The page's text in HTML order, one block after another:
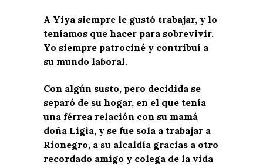
A Yiya siempre le gustó trabajar, y lo
teníamos que hacer para sobrevivir.
Yo siempre patrociné y contribuí a
su mundo laboral.
Con algún susto, pero decidida se
separó de su hogar, en el que tenía
una férrea relación con su mamá
doña Ligia, y se fue sola a trabajar a
Rionegro, a su alcaldía gracias a otro
recordado amigo y colega de la vida